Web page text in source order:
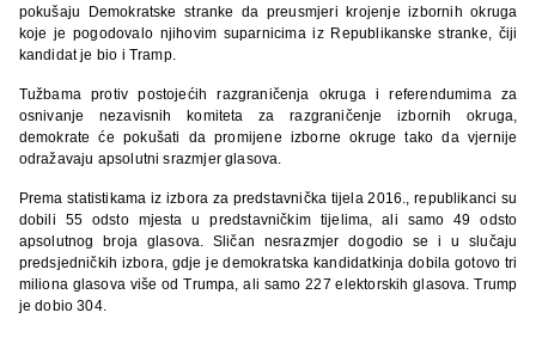
pokušaju Demokratske stranke da preusmjeri krojenje izbornih okruga
koje je pogodovalo njihovim suparnicima iz Republikanske stranke, čiji
kandidat je bio i Tramp.
Tužbama protiv postojećih razgraničenja okruga i referendumima za
osnivanje nezavisnih komiteta za razgraničenje izbornih okruga,
demokrate će pokušati da promijene izborne okruge tako da vjernije
odražavaju apsolutni srazmjer glasova.
Prema statistikama iz izbora za predstavnička tijela 2016., republikanci su
dobili 55 odsto mjesta u predstavničkim tijelima, ali samo 49 odsto
apsolutnog broja glasova. Sličan nesrazmjer dogodio se i u slučaju
predsjedničkih izbora, gdje je demokratska kandidatkinja dobila gotovo tri
miliona glasova više od Trumpa, ali samo 227 elektorskih glasova. Trump
je dobio 304.